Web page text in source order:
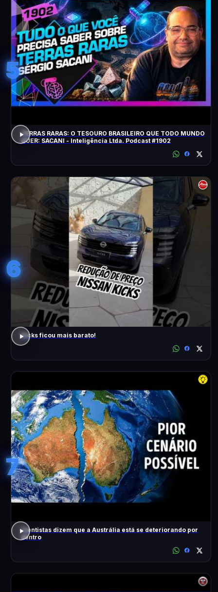
5
TERRAS RARAS: O TESOURO BRASILEIRO QUE TODO MUNDO
QUER: SACANI - Inteligência Ltda. Podcast #1902
6
Kicks ficou mais barato!
7
Cientistas dizem que a Austrália está se deteriorando por
dentro